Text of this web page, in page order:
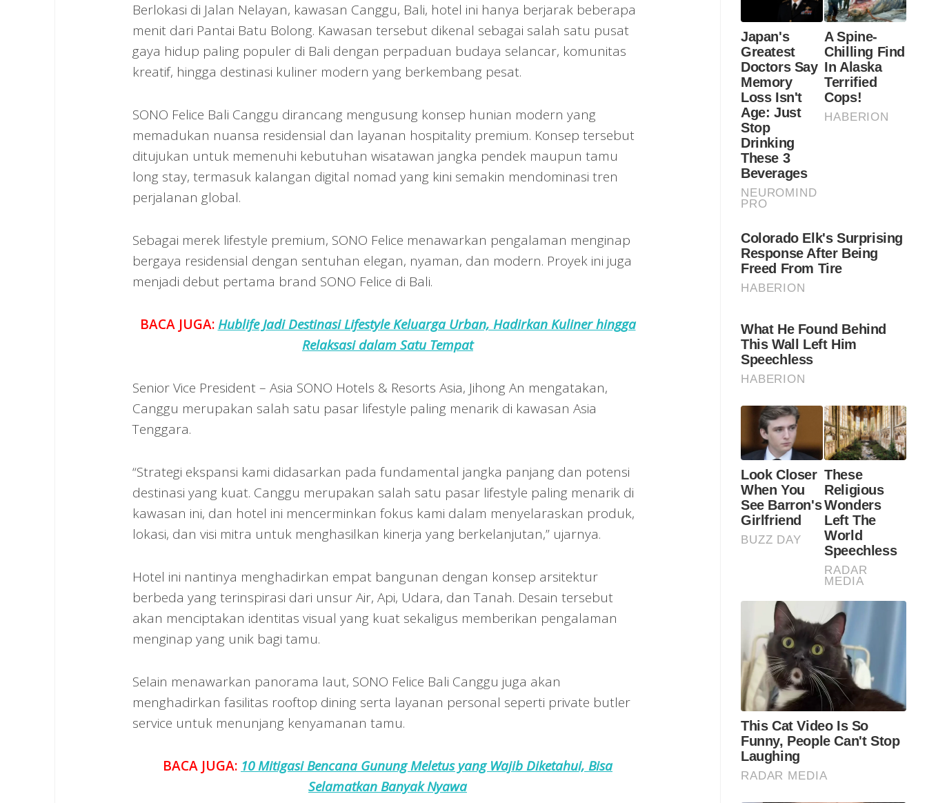
Berlokasi di Jalan Nelayan, kawasan Canggu, Bali, hotel ini hanya berjarak beberapa
menit dari Pantai Batu Bolong. Kawasan tersebut dikenal sebagai salah satu pusat
gaya hidup paling populer di Bali dengan perpaduan budaya selancar, komunitas
kreatif, hingga destinasi kuliner modern yang berkembang pesat.
SONO Felice Bali Canggu dirancang mengusung konsep hunian modern yang
memadukan nuansa residensial dan layanan hospitality premium. Konsep tersebut
ditujukan untuk memenuhi kebutuhan wisatawan jangka pendek maupun tamu
long stay, termasuk kalangan digital nomad yang kini semakin mendominasi tren
perjalanan global.
Sebagai merek lifestyle premium, SONO Felice menawarkan pengalaman menginap
bergaya residensial dengan sentuhan elegan, nyaman, dan modern. Proyek ini juga
menjadi debut pertama brand SONO Felice di Bali.
BACA JUGA:Hublife Jadi Destinasi Lifestyle Keluarga Urban, Hadirkan Kuliner hingga
Relaksasi dalam Satu Tempat
Senior Vice President – Asia SONO Hotels & Resorts Asia, Jihong An mengatakan,
Canggu merupakan salah satu pasar lifestyle paling menarik di kawasan Asia
Tenggara.
“Strategi ekspansi kami didasarkan pada fundamental jangka panjang dan potensi
destinasi yang kuat. Canggu merupakan salah satu pasar lifestyle paling menarik di
kawasan ini, dan hotel ini mencerminkan fokus kami dalam menyelaraskan produk,
lokasi, dan visi mitra untuk menghasilkan kinerja yang berkelanjutan,” ujarnya.
Hotel ini nantinya menghadirkan empat bangunan dengan konsep arsitektur
berbeda yang terinspirasi dari unsur Air, Api, Udara, dan Tanah. Desain tersebut
akan menciptakan identitas visual yang kuat sekaligus memberikan pengalaman
menginap yang unik bagi tamu.
Selain menawarkan panorama laut, SONO Felice Bali Canggu juga akan
menghadirkan fasilitas rooftop dining serta layanan personal seperti private butler
service untuk menunjang kenyamanan tamu.
BACA JUGA: 10 Mitigasi Bencana Gunung Meletus yang Wajib Diketahui, Bisa
Selamatkan Banyak Nyawa